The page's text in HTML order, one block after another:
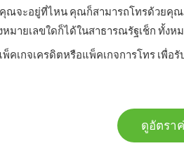
ณจะอยู่ที่ไหน คุณก็สามารถโทรด้วยคุณ
มายเลขใดก็ได้ในสาธารณรัฐเช็ก ทั้ง
คเกจเครดิตหรือแพ็คเกจการโทร เพื่
ดูอัตรา